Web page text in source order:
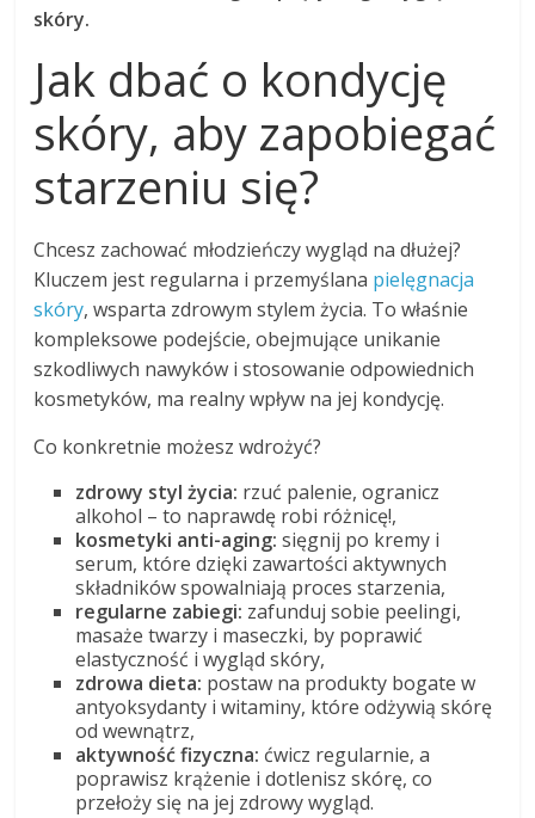
skóry.
Jak dbać o kondycję
skóry, aby zapobiegać
starzeniu się?
Chcesz zachować młodzieńczy wygląd na dłużej?
Kluczem jest regularna i przemyślana pielęgnacja
skóry, wsparta zdrowym stylem życia. To właśnie
kompleksowe podejście, obejmujące unikanie
szkodliwych nawyków i stosowanie odpowiednich
kosmetyków, ma realny wpływ na jej kondycję.
Co konkretnie możesz wdrożyć?
zdrowy styl życia: rzuć palenie, ogranicz
alkohol – to naprawdę robi różnicę!,
kosmetyki anti-aging: sięgnij po kremy i
serum, które dzięki zawartości aktywnych
składników spowalniają proces starzenia,
regularne zabiegi: zafunduj sobie peelingi,
masaże twarzy i maseczki, by poprawić
elastyczność i wygląd skóry,
zdrowa dieta: postaw na produkty bogate w
antyoksydanty i witaminy, które odżywią skórę
od wewnątrz,
aktywność fizyczna: ćwicz regularnie, a
poprawisz krążenie i dotlenisz skórę, co
przełoży się na jej zdrowy wygląd.